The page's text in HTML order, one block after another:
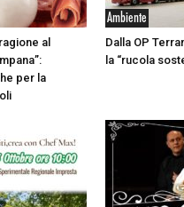
al
per la
Ambiente
Dalla OP
la “rucola